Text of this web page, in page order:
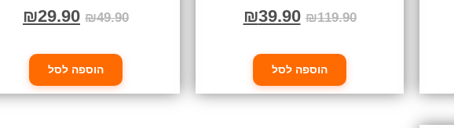
₪119.90
₪39.90
הוספה לסל
₪49.90
₪29.90
הוספה לסל